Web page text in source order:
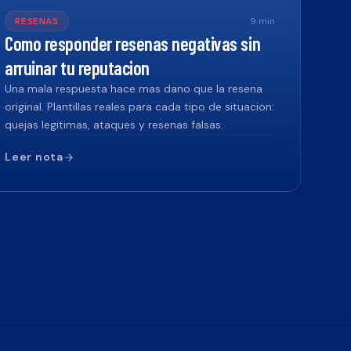
RESENAS 9 min
Como responder resenas negativas sin
arruinar tu reputacion
Una mala respuesta hace mas dano que la resena
original. Plantillas reales para cada tipo de situacion:
quejas legitimas, ataques y resenas falsas.
Leer nota